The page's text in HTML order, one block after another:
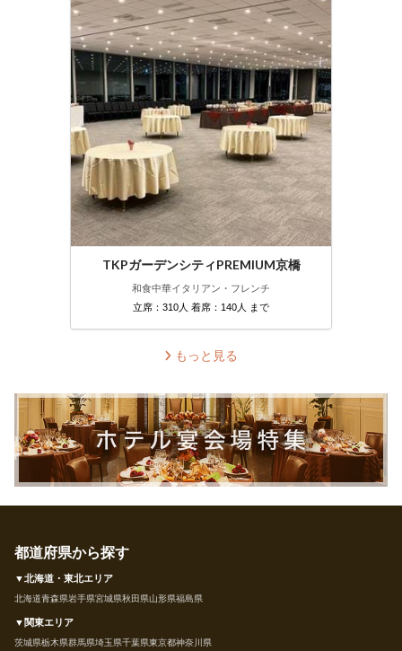
TKPガーデンシティPREMIUM京橋
和食中華イタリアン・フレンチ
立席：310人 着席：140人 まで
もっと見る
都道府県から探す
▼北海道・東北エリア
北海道青森県岩手県宮城県秋田県山形県福島県
▼関東エリア
茨城県栃木県群馬県埼玉県千葉県東京都神奈川県